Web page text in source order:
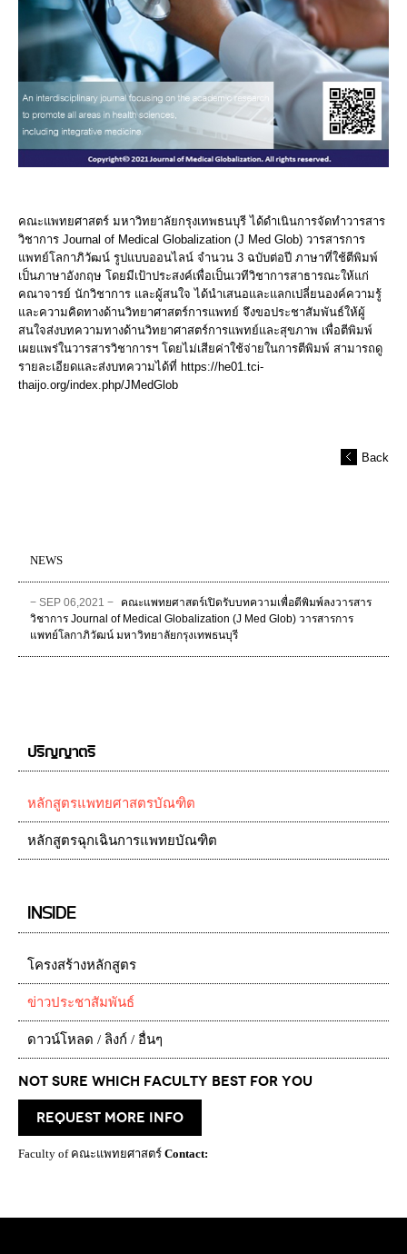
คณะแพทยศาสตร์ มหาวิทยาลัยกรุงเทพธนบุรี ได้ดำเนินการจัดทำวารสาร
วิชาการ Journal of Medical Globalization (J Med Glob) วารสารการ
แพทย์โลกาภิวัฒน์ รูปแบบออนไลน์ จำนวน 3 ฉบับต่อปี ภาษาที่ใช้ตีพิมพ์
เป็นภาษาอังกฤษ โดยมีเป้าประสงค์เพื่อเป็นเวทีวิชาการสาธารณะให้แก่
คณาจารย์ นักวิชาการ และผู้สนใจ ได้นำเสนอและแลกเปลี่ยนองค์ความรู้
และความคิดทางด้านวิทยาศาสตร์การแพทย์ จึงขอประชาสัมพันธ์ให้ผู้
สนใจส่งบทความทางด้านวิทยาศาสตร์การแพทย์และสุขภาพ เพื่อตีพิมพ์
เผยแพร่ในวารสารวิชาการฯ โดยไม่เสียค่าใช้จ่ายในการตีพิมพ์ สามารถดู
รายละเอียดและส่งบทความได้ที่ https://he01.tci-
thaijo.org/index.php/JMedGlob
Back
NEWS
− SEP 06,2021 −
คณะแพทยศาสตร์เปิดรับบทความเพื่อตีพิมพ์ลงวารสาร
วิชาการ Journal of Medical Globalization (J Med Glob) วารสารการ
แพทย์โลกาภิวัฒน์ มหาวิทยาลัยกรุงเทพธนบุรี
ปริญญาตรี
หลักสูตรแพทยศาสตรบัณฑิต
หลักสูตรฉุกเฉินการแพทยบัณฑิต
INSIDE
โครงสร้างหลักสูตร
ข่าวประชาสัมพันธ์
ดาวน์โหลด / ลิงก์ / อื่นๆ
Not Sure which Faculty best for you
request more info
Faculty of คณะแพทยศาสตร์ Contact: